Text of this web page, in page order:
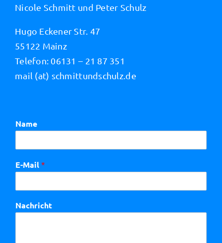
Nicole Schmitt und Peter Schulz
Hugo Eckener Str. 47
55122 Mainz
Telefon: 06131 – 21 87 351
mail (at) schmittundschulz.de
Name
E-Mail *
Nachricht